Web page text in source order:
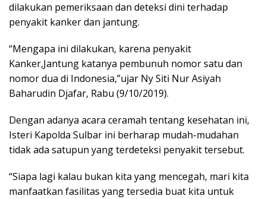
dilakukan pemeriksaan dan deteksi dini terhadap
penyakit kanker dan jantung.
“Mengapa ini dilakukan, karena penyakit
Kanker,Jantung katanya pembunuh nomor satu dan
nomor dua di Indonesia,”ujar Ny Siti Nur Asiyah
Baharudin Djafar, Rabu (9/10/2019).
Dengan adanya acara ceramah tentang kesehatan ini,
Isteri Kapolda Sulbar ini berharap mudah-mudahan
tidak ada satupun yang terdeteksi penyakit tersebut.
“Siapa lagi kalau bukan kita yang mencegah, mari kita
manfaatkan fasilitas yang tersedia buat kita untuk